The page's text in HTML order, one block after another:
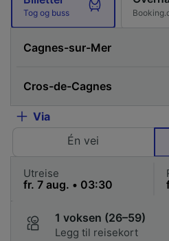
Tog og buss
Via
Én vei
Utreise
1 voksen (26–59)
Legg til reisekort